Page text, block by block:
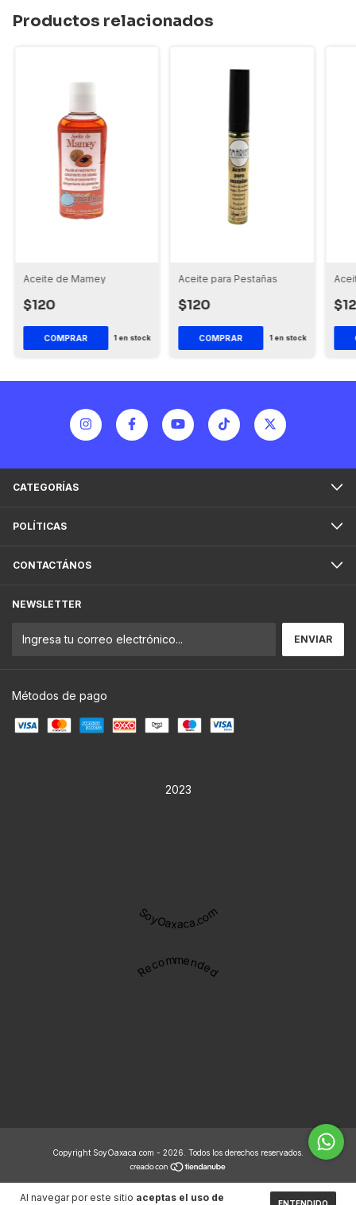
Al navegar por este sitio aceptas el uso de
Productos relacionados
Aceite de Mamey
$120
1en stock
Aceite para Pestañas
$120
1en stock
CATEGORÍAS
POLÍTICAS
CONTACTÁNOS
NEWSLETTER
Métodos de pago
2023
SoyOaxaca.com
Recommended
Copyright SoyOaxaca.com - 2026. Todos los derechos reservados.